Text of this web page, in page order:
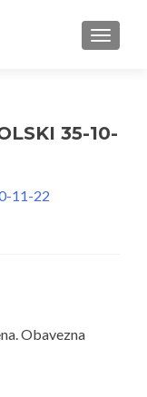
MENU
35-10-
11-22
Obavezna